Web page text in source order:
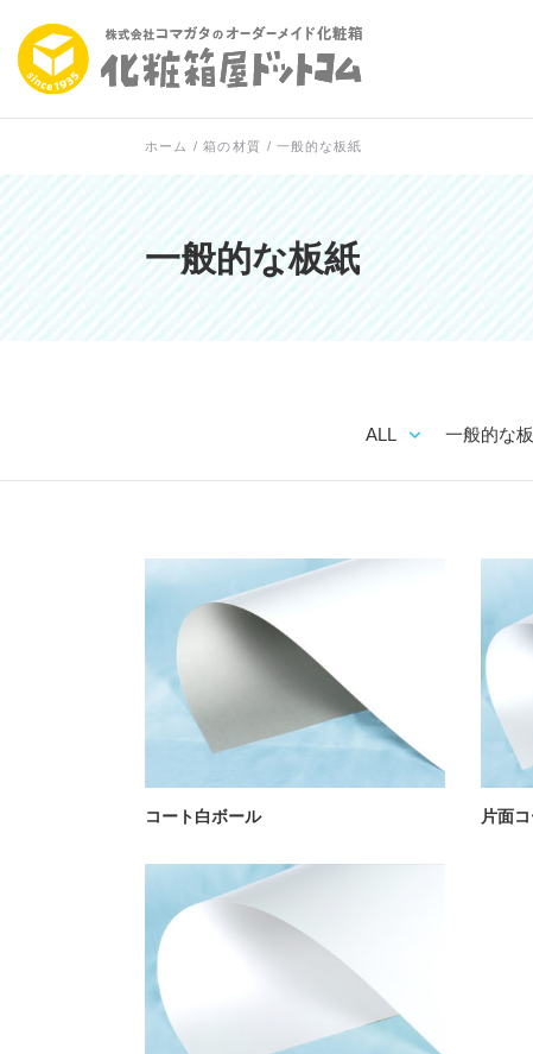
ホーム / 箱の材質 / 一般的な板紙
一般的な板紙
ALL 一般的な
コート白ボール 片面